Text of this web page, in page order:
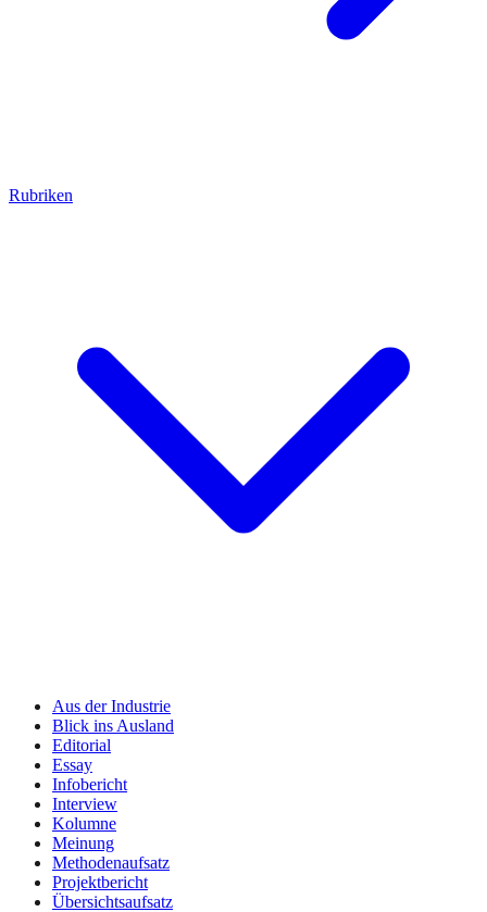
Rubriken
Aus der Industrie
Blick ins Ausland
Editorial
Essay
Infobericht
Interview
Kolumne
Meinung
Methodenaufsatz
Projektbericht
Übersichtsaufsatz